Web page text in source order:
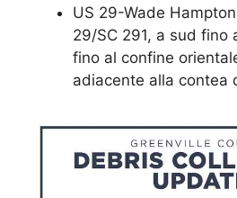
US 29-Wade
29/SC 291, a sud fino
fino al confine
adiacente alla contea